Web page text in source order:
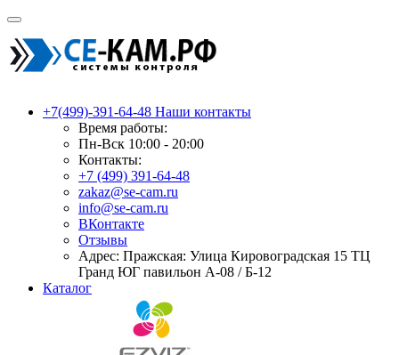
+7(499)-391-64-48 Наши контакты
Время работы:
Пн-Вск 10:00 - 20:00
Контакты:
+7 (499) 391-64-48
zakaz@se-cam.ru
info@se-cam.ru
ВКонтакте
Отзывы
Адрес: Пражская: Улица Кировоградская 15 ТЦ
Гранд ЮГ павильон А-08 / Б-12
Каталог